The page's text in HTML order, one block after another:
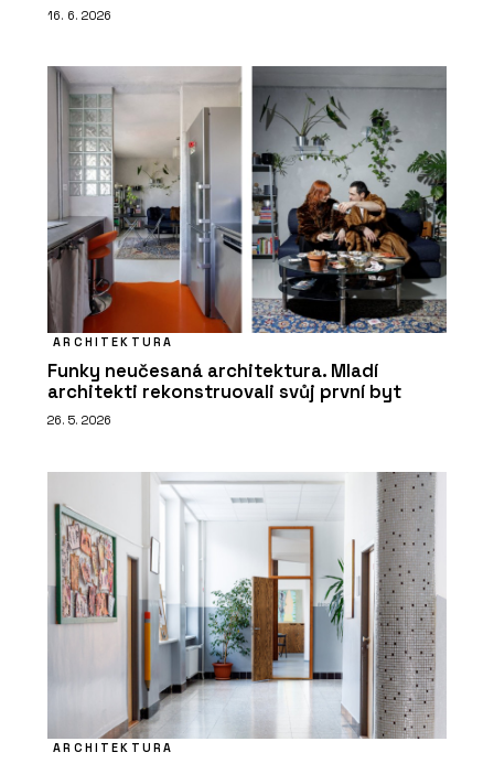
16. 6. 2026
ARCHITEKTURA
Funky neučesaná architektura. Mladí
architekti rekonstruovali svůj první byt
26. 5. 2026
ARCHITEKTURA